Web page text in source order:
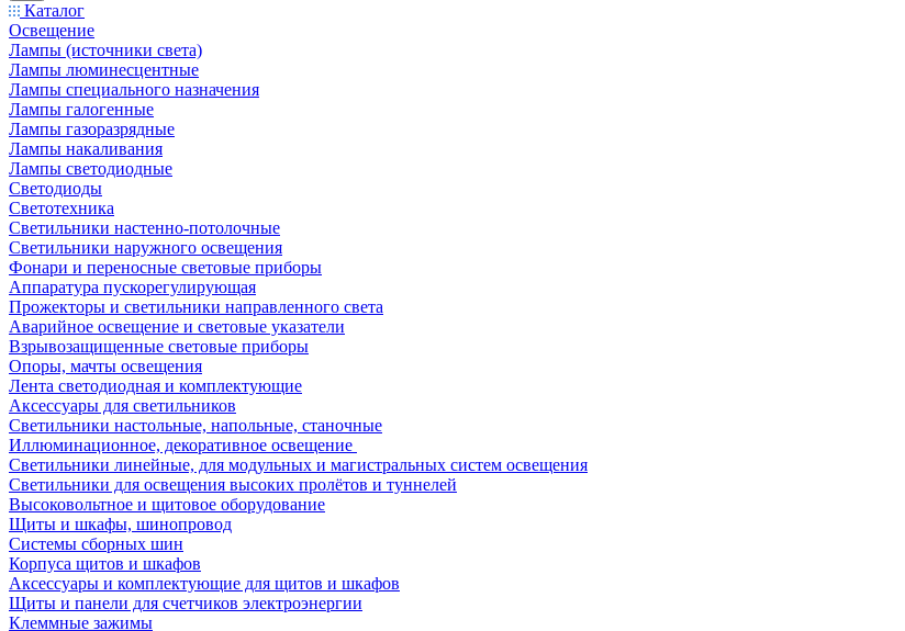
Каталог
Освещение
Лампы (источники света)
Лампы люминесцентные
Лампы специального назначения
Лампы галогенные
Лампы газоразрядные
Лампы накаливания
Лампы светодиодные
Светодиоды
Светотехника
Светильники настенно-потолочные
Светильники наружного освещения
Фонари и переносные световые приборы
Аппаратура пускорегулирующая
Прожекторы и светильники направленного света
Аварийное освещение и световые указатели
Взрывозащищенные световые приборы
Опоры, мачты освещения
Лента светодиодная и комплектующие
Аксессуары для светильников
Светильники настольные, напольные, станочные
Иллюминационное, декоративное освещение
Светильники линейные, для модульных и магистральных систем освещения
Светильники для освещения высоких пролётов и туннелей
Высоковольтное и щитовое оборудование
Щиты и шкафы, шинопровод
Системы сборных шин
Корпуса щитов и шкафов
Аксессуары и комплектующие для щитов и шкафов
Щиты и панели для счетчиков электроэнергии
Клеммные зажимы